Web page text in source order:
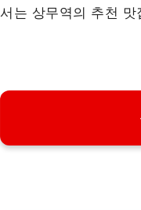
서는 상무역의 추천